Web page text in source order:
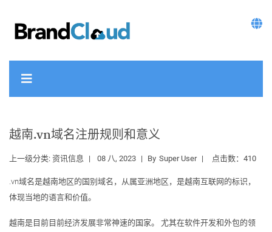
越南.vn域名注册规则和意义
上一级分类: 资讯信息 08 八, 2023 By Super User 点击数：410
.vn域名是越南地区的国别域名，从属亚洲地区，是越南互联网的标识，
体现当地的语言和价值。
越南是目前目前经济发展非常神速的国家。 尤其在软件开发和外包的领